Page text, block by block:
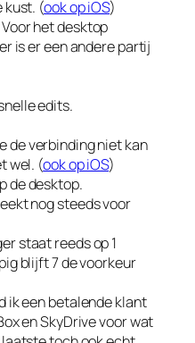
kust. (ook op iOS)
Voor het desktop
is er een andere partij
edits.
de verbinding niet kan
wel. (ook op iOS)
de desktop.
nog steeds voor
staat reeds op 1
blijft 7 de voorkeur
ik een betalende klant
en SkyDrive voor wat